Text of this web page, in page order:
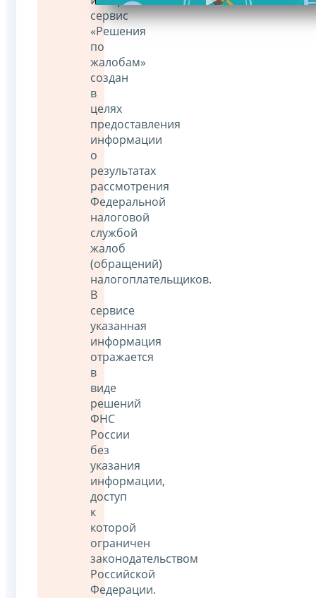
сервис
«Решения
по
жалобам»
создан
в
целях
предоставления
информации
о
результатах
рассмотрения
Федеральной
налоговой
службой
жалоб
(обращений)
налогоплательщиков.
В
сервисе
указанная
информация
отражается
в
виде
решений
ФНС
России
без
указания
информации,
доступ
к
которой
ограничен
законодательством
Российской
Федерации.